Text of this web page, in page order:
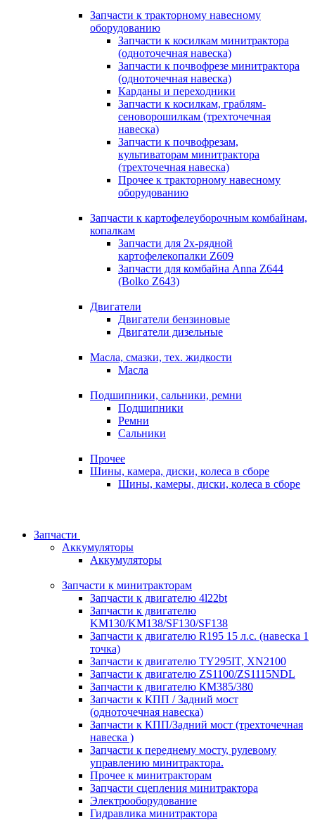
Запчасти к тракторному навесному
оборудованию
Запчасти к косилкам минитрактора
(одноточечная навеска)
Запчасти к почвофрезе минитрактора
(одноточечная навеска)
Карданы и переходники
Запчасти к косилкам, граблям-
сеноворошилкам (трехточечная
навеска)
Запчасти к почвофрезам,
культиваторам минитрактора
(трехточечная навеска)
Прочее к тракторному навесному
оборудованию
Запчасти к картофелеуборочным комбайнам,
копалкам
Запчасти для 2х-рядной
картофелекопалки Z609
Запчасти для комбайна Anna Z644
(Bolko Z643)
Двигатели
Двигатели бензиновые
Двигатели дизельные
Масла, смазки, тех. жидкости
Масла
Подшипники, сальники, ремни
Подшипники
Ремни
Сальники
Прочее
Шины, камера, диски, колеса в сборе
Шины, камеры, диски, колеса в сборе
Запчасти
Аккумуляторы
Аккумуляторы
Запчасти к минитракторам
Запчасти к двигателю 4l22bt
Запчасти к двигателю
KM130/KM138/SF130/SF138
Запчасти к двигателю R195 15 л.с. (навеска 1
точка)
Запчасти к двигателю TY295IT, XN2100
Запчасти к двигателю ZS1100/ZS1115NDL
Запчасти к двигателю КМ385/380
Запчасти к КПП / Задний мост
(одноточечная навеска)
Запчасти к КПП/Задний мост (трехточечная
навеска )
Запчасти к переднему мосту, рулевому
управлению минитрактора.
Прочее к минитракторам
Запчасти сцепления минитрактора
Электрооборудование
Гидравлика минитрактора